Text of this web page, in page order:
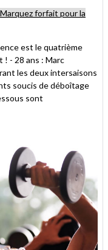
forfait pour la
est le quatrième
- 28 ans : Marc
les deux intersaisons
soucis de déboîtage
sont